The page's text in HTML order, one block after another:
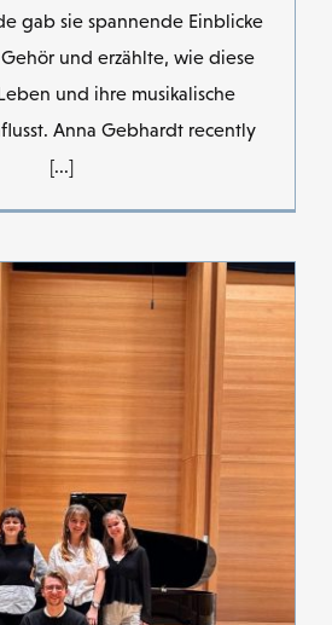
gab sie spannende Einblicke
und erzählte, wie diese
und ihre musikalische
Anna Gebhardt recently
[...]